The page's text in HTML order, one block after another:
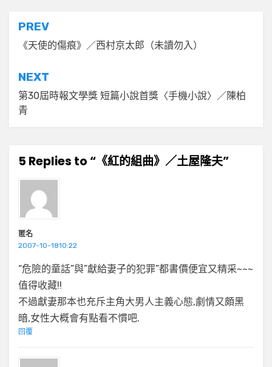
文
章
導
覽
PREV
《天使的傷痕》／西村京太郎（未讀勿入）
NEXT
第30屆時報文學獎 短篇小說首獎〈手機小說〉／陳柏
青
5 Replies to “《紅的組曲》／土屋隆夫”
匿名
2007-10-1810:22
“危險的童話”與”獻給妻子的犯罪”都書價便宜又精采~~~
值得收藏!!
不過獻妻那本也充斥主角大男人主義心態,劇情又頗黑
暗,女性大概會有點看不慣吧.
回覆